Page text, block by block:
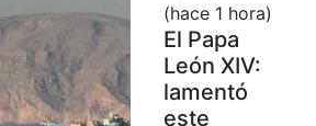
(hace 1 hora)
El Papa
León XIV:
lamentó
este